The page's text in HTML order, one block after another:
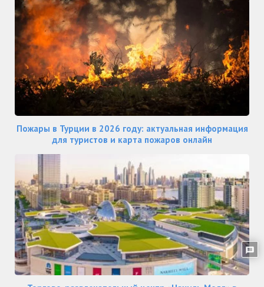
Пожары в Турции в 2026 году: актуальная информация
для туристов и карта пожаров онлайн